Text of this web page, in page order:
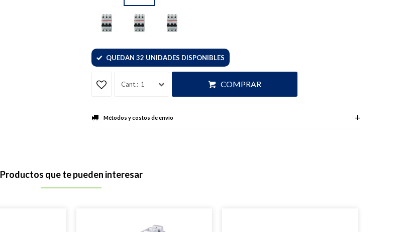
QUEDAN 32 UNIDADES DISPONIBLES
1 COMPRAR
Métodos y costos de envío
Productos que te pueden interesar